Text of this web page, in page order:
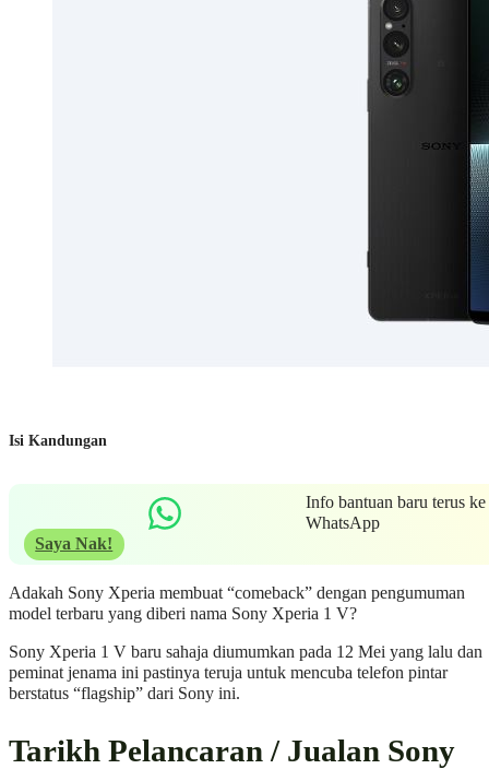
Isi Kandungan
Info bantuan baru terus ke
WhatsApp
Saya Nak!
Adakah Sony Xperia membuat “comeback” dengan pengumuman
model terbaru yang diberi nama Sony Xperia 1 V?
Sony Xperia 1 V baru sahaja diumumkan pada 12 Mei yang lalu dan
peminat jenama ini pastinya teruja untuk mencuba telefon pintar
berstatus “flagship” dari Sony ini.
Tarikh Pelancaran / Jualan Sony